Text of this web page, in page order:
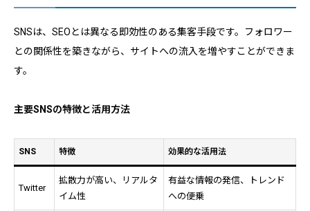
SNSは、SEOとは異なる即効性のある集客手段です。フォロワー
との関係性を築きながら、サイトへの流入を増やすことができま
す。
主要SNSの特徴と活用方法
SNS 特徴 効果的な活用法
Twitter
拡散力が高い、リアルタ
イム性
有益な情報の発信、トレンド
への便乗